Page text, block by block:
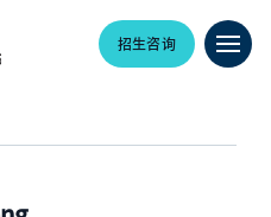
招生咨询